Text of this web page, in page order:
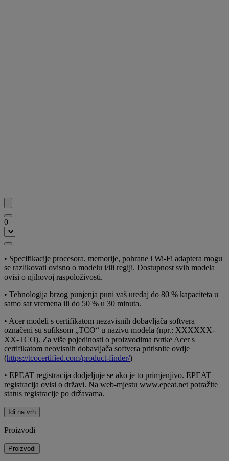
0
• Specifikacije procesora, memorije, pohrane i Wi-Fi adaptera mogu
se razlikovati ovisno o modelu i/ili regiji. Dostupnost svih modela
ovisi o njihovoj raspoloživosti.
• Tehnologija brzog punjenja puni vaš uređaj do 80 % kapaciteta u
samo sat vremena ili do 50 % u 30 minuta.
• Acer modeli s certifikatom nezavisnih dobavljača softvera
označeni su sufiksom „TCO“ u nazivu modela (npr.: XXXXXX-
XX-TCO). Za više pojedinosti o proizvodima tvrtke Acer s
certifikatom neovisnih dobavljača softvera pritisnite ovdje
(https://tcocertified.com/product-finder/)
• EPEAT registracija dodjeljuje se ako je to primjenjivo. EPEAT
registracija ovisi o državi. Na web-mjestu www.epeat.net potražite
status registracije po državama.
Idi na vrh
Proizvodi
Proizvodi